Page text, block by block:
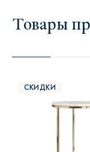
Товары
СКИДКИ